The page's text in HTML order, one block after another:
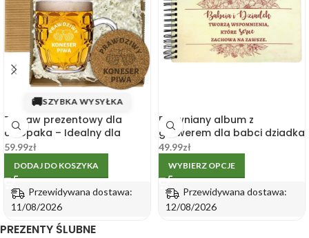
🚚SZYBKA WYSYŁKA
Zestaw prezentowy dla
chłopaka – Idealny dla
miłośnika piwa
59.99zł
DODAJ DO KOSZYKA
Przewidywana dostawa:
11/08/2026
Drewniany album z
grawerem dla babci dziadka
na zdjęcia A4
49.99zł
WYBIERZ OPCJE
Przewidywana dostawa:
12/08/2026
PREZENTY ŚLUBNE